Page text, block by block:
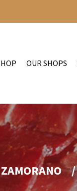
OUR SHOPS
/